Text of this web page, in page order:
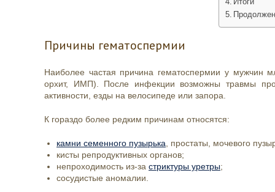
Причины гематоспермии
Наиболее частая причина гематоспермии у мужчин
орхит, ИМП). После инфекции возможны травмы
активности, езды на велосипеде или запора.
К гораздо более редким причинам относятся:
камни семенного пузырька , простаты, мочевого
кисты репродуктивных органов;
непроходимость из-за стриктуры уретры;
сосудистые аномалии.